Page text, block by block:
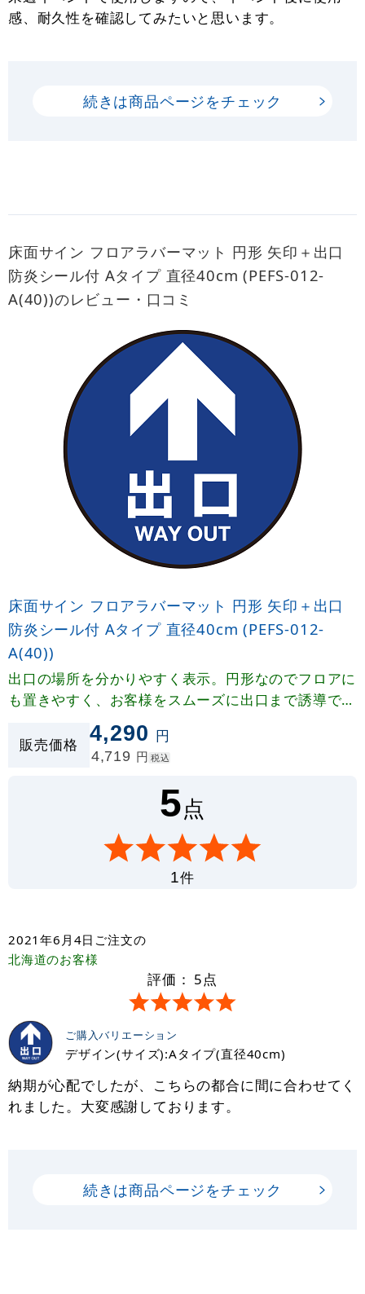
感、耐久性を確認してみたいと思います。
続きは商品ページをチェック
床面サイン フロアラバーマット 円形 矢印＋出口
防炎シール付 Aタイプ 直径40cm (PEFS-012-
A(40))のレビュー・口コミ
床面サイン フロアラバーマット 円形 矢印＋出口
防炎シール付 Aタイプ 直径40cm (PEFS-012-
A(40))
出口の場所を分かりやすく表示。円形なのでフロアに
も置きやすく、お客様をスムーズに出口まで誘導でき
販売価格
4,290 円
4,719 円 税込
5点
1件
2021年6月4日 ご注文の
北海道のお客様
評価： 5点
ご購入バリエーション
デザイン(サイズ):Aタイプ(直径40cm)
納期が心配でしたが、こちらの都合に間に合わせてく
れました。大変感謝しております。
続きは商品ページをチェック